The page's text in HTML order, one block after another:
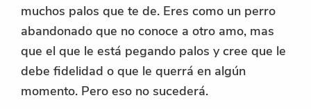
muchos palos que te de. Eres como un perro
abandonado que no conoce a otro amo, mas
que el que le está pegando palos y cree que le
debe fidelidad o que le querrá en algún
momento. Pero eso no sucederá.